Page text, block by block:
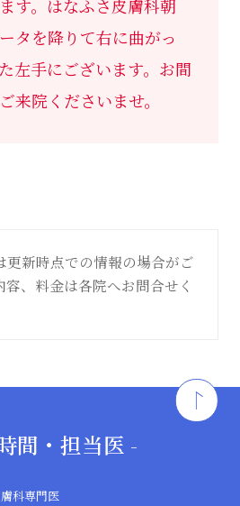
す。はなふさ皮膚科朝
タを降りて右に曲がっ
左手にございます。お間
来院くださいませ。
新時点での情報の場合がご
、料金は各院へお問合せく
間・担当医 -
科専門医